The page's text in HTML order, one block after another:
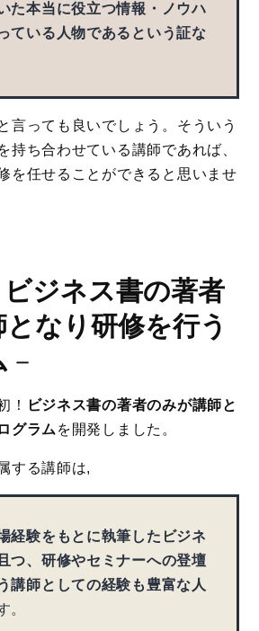
た本当に役立つ情報・ノウハ
ている人物であるという証な
言っても良いでしょう。そういう
持ち合わせている講師であれば、
を任せることができると思いませ
ビジネス書の著者
なり研修を行う
－
！
ビジネス書の著者のみが講師と
グラム を開発しました。
する講師は,
経験をもとに執筆したビジネ
つ、研修やセミナーへの登壇
講師としての経験も豊富な人
。